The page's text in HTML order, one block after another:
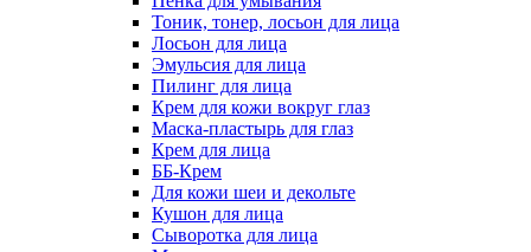
Тоник, тонер, лосьон для лица
Лосьон для лица
Эмульсия для лица
Пилинг для лица
Крем для кожи вокруг глаз
Маска-пластырь для глаз
Крем для лица
ББ-Крем
Для кожи шеи и декольте
Кушон для лица
Сыворотка для лица